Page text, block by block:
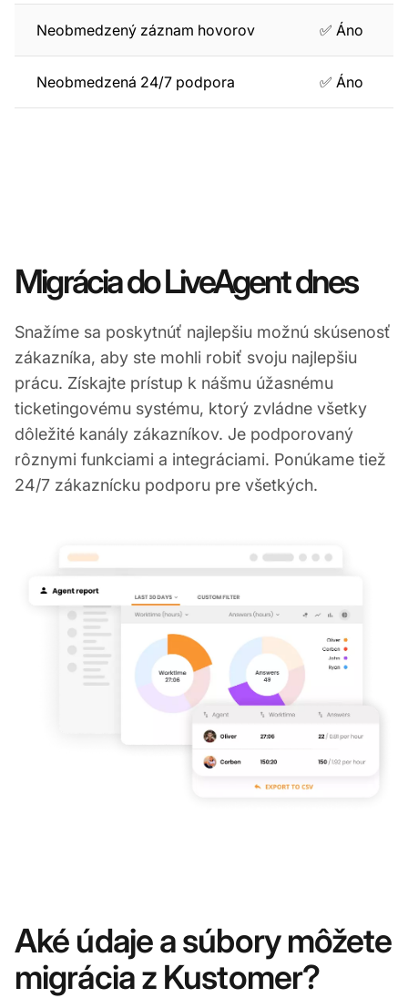
Neobmedzený záznam hovorov ✅ Áno
Neobmedzená 24/7 podpora ✅ Áno
Migrácia do LiveAgent dnes
Snažíme sa poskytnúť najlepšiu možnú skúsenosť
zákazníka, aby ste mohli robiť svoju najlepšiu
prácu. Získajte prístup k nášmu úžasnému
ticketingovému systému, ktorý zvládne všetky
dôležité kanály zákazníkov. Je podporovaný
rôznymi funkciami a integráciami. Ponúkame tiež
24/7 zákaznícku podporu pre všetkých.
Aké údaje a súbory môžete
migrácia z Kustomer?